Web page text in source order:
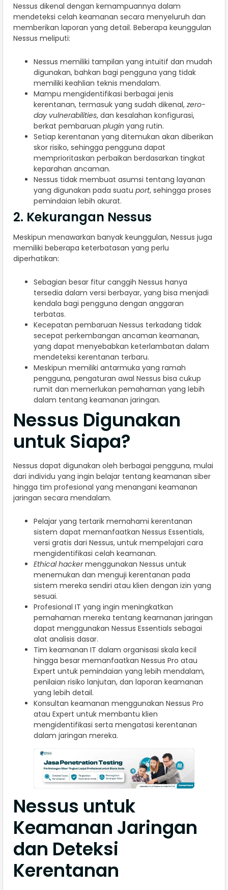
Nessus dikenal dengan kemampuannya dalam
mendeteksi celah keamanan secara menyeluruh dan
memberikan laporan yang detail. Beberapa keunggulan
Nessus meliputi:
Nessus memiliki tampilan yang intuitif dan mudah
digunakan, bahkan bagi pengguna yang tidak
memiliki keahlian teknis mendalam.
Mampu mengidentifikasi berbagai jenis
kerentanan, termasuk yang sudah dikenal, zero-
day vulnerabilities, dan kesalahan konfigurasi,
berkat pembaruan plugin yang rutin.
Setiap kerentanan yang ditemukan akan diberikan
skor risiko, sehingga pengguna dapat
memprioritaskan perbaikan berdasarkan tingkat
keparahan ancaman.
Nessus tidak membuat asumsi tentang layanan
yang digunakan pada suatu port, sehingga proses
pemindaian lebih akurat.
2. Kekurangan Nessus
Meskipun menawarkan banyak keunggulan, Nessus juga
memiliki beberapa keterbatasan yang perlu
diperhatikan:
Sebagian besar fitur canggih Nessus hanya
tersedia dalam versi berbayar, yang bisa menjadi
kendala bagi pengguna dengan anggaran
terbatas.
Kecepatan pembaruan Nessus terkadang tidak
secepat perkembangan ancaman keamanan,
yang dapat menyebabkan keterlambatan dalam
mendeteksi kerentanan terbaru.
Meskipun memiliki antarmuka yang ramah
pengguna, pengaturan awal Nessus bisa cukup
rumit dan memerlukan pemahaman yang lebih
dalam tentang keamanan jaringan.
Nessus Digunakan
untuk Siapa?
Nessus dapat digunakan oleh berbagai pengguna, mulai
dari individu yang ingin belajar tentang keamanan siber
hingga tim profesional yang menangani keamanan
jaringan secara mendalam.
Pelajar yang tertarik memahami kerentanan
sistem dapat memanfaatkan Nessus Essentials,
versi gratis dari Nessus, untuk mempelajari cara
mengidentifikasi celah keamanan.
Ethical hackermenggunakan Nessus untuk
menemukan dan menguji kerentanan pada
sistem mereka sendiri atau klien dengan izin yang
sesuai.
Profesional IT yang ingin meningkatkan
pemahaman mereka tentang keamanan jaringan
dapat menggunakan Nessus Essentials sebagai
alat analisis dasar.
Tim keamanan IT dalam organisasi skala kecil
hingga besar memanfaatkan Nessus Pro atau
Expert untuk pemindaian yang lebih mendalam,
penilaian risiko lanjutan, dan laporan keamanan
yang lebih detail.
Konsultan keamanan menggunakan Nessus Pro
atau Expert untuk membantu klien
mengidentifikasi serta mengatasi kerentanan
dalam jaringan mereka.
Nessus untuk
Keamanan Jaringan
dan Deteksi
Kerentanan